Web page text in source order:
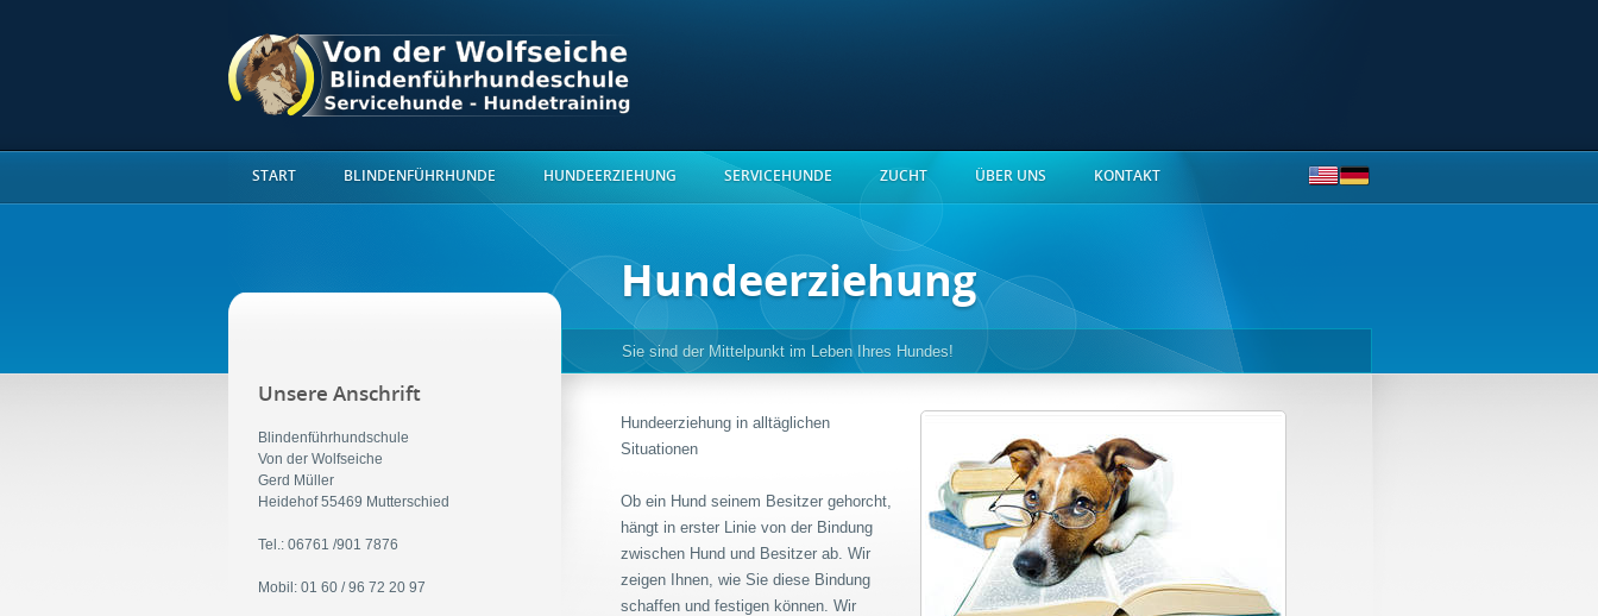
START BLINDENFÜHRHUNDE HUNDEERZIEHUNG SERVICEHUNDE ZUCHT ÜBER UNS KONTAKT
Hundeerziehung
Sie sind der Mittelpunkt im Leben Ihres Hundes!
Unsere Anschrift
Blindenführhundschule
Von der Wolfseiche
Gerd Müller
Heidehof 55469 Mutterschied
Tel.: 06761 /901 7876
Mobil: 01 60 / 96 72 20 97
Hundeerziehung in alltäglichen
Situationen
Ob ein Hund seinem Besitzer gehorcht,
hängt in erster Linie von der Bindung
zwischen Hund und Besitzer ab. Wir
zeigen Ihnen, wie Sie diese Bindung
schaffen und festigen können. Wir